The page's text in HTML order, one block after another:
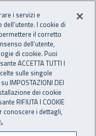
Apri cerca
i servizi e
I cookie di
il corretto
dell’utente,
di cookie. Puoi
ACCETTA TUTTI I
sulle singole
IMPOSTAZIONI DEI
dei cookie
RIFIUTA I COOKIE
conoscere i dettagli,